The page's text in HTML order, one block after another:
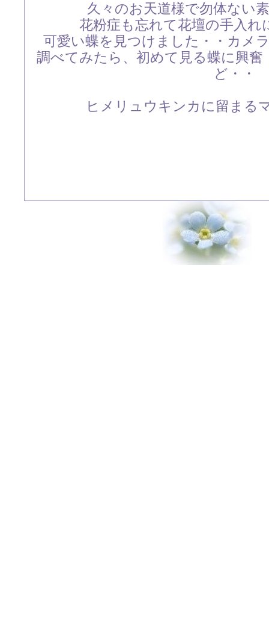
久々のお天道様で勿体ない
花粉症も忘れて花壇の手入れ
可愛い蝶を見つけました・・カメ
調べてみたら、初めて見る蝶に興
ど・・
ヒメリュウキンカに留まる